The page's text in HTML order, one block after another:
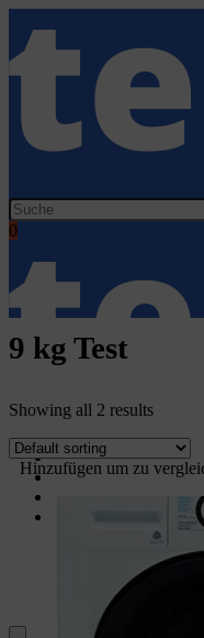
Search
for:
0
Home
Haushaltsgeräte
Kaffee-Kosten
Wassersprudler
Fernseher-Größe
9 kg Test
Showing all 2 results
Hinzufügen um zu